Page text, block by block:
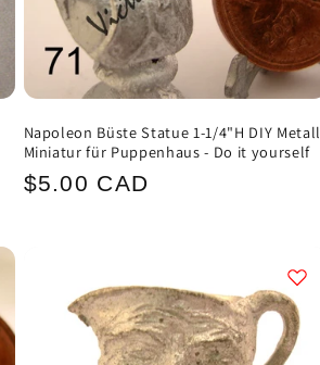
Napoleon Büste Statue 1-1/4"H DIY Metall
Miniatur für Puppenhaus - Do it yourself
Normaler
$5.00 CAD